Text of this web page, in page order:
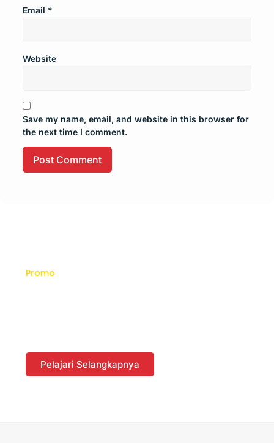
Email *
Website
Save my name, email, and website in this browser for
the next time I comment.
Promo
Pelajari Selangkapnya